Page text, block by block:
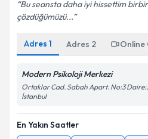
Bu seansta daha iyi hissettim
çözdüğümüzü...
Adres 1 Adres 2 Online
Modern Psikoloji Merkezi
Ortaklar Cad. Sabah Apart. No:3
İstanbul
En Yakın Saatler